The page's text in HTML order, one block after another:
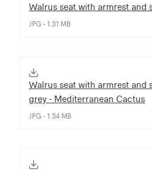
Walrus seat with armrest and
JPG - 1.31 MB
Walrus seat with armrest and
grey - Mediterranean Cactus
JPG - 1.54 MB